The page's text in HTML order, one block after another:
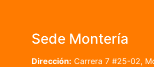
Sede Montería
Dirección: Carrera 7 #25-02,